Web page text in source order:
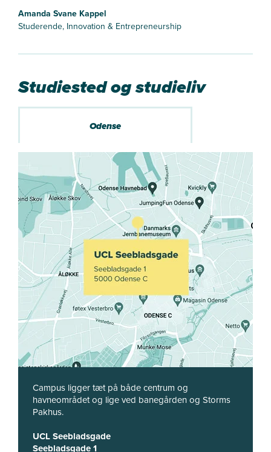
Amanda Svane Kappel
Studerende, Innovation & Entrepreneurship
Studiested og studieliv
Odense
Campus ligger tæt på både centrum og
havneområdet og lige ved banegården og Storms
Pakhus.
UCL Seebladsgade
Seebladsgade 1